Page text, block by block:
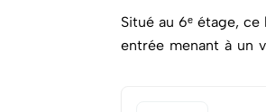
Situé au 6ᵉ étage,
entrée menant à un
vis-à-vis, idéal